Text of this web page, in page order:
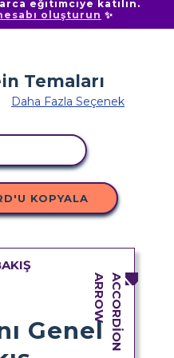
eğitimciye katılın.
oluşturun ✨
Daha Fazla Seçenek
KOPYALA
Genel